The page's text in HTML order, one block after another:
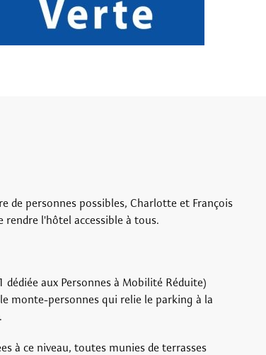
de personnes possibles, Charlotte et François
l'hôtel accessible à tous.
aux Personnes à Mobilité Réduite)
monte-personnes qui relie le parking à la
à ce niveau, toutes munies de terrasses